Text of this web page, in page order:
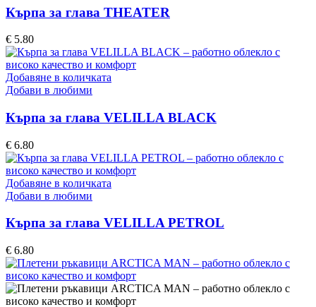
product
multiple
variants.
options
may
be
chosen
on
product
Кърпа за глава THEATER
€ 5.80
Добавяне в количката
Добави в любими
Кърпа за глава VELILLA BLACK
€ 6.80
Добавяне в количката
Добави в любими
Кърпа за глава VELILLA PETROL
€ 6.80